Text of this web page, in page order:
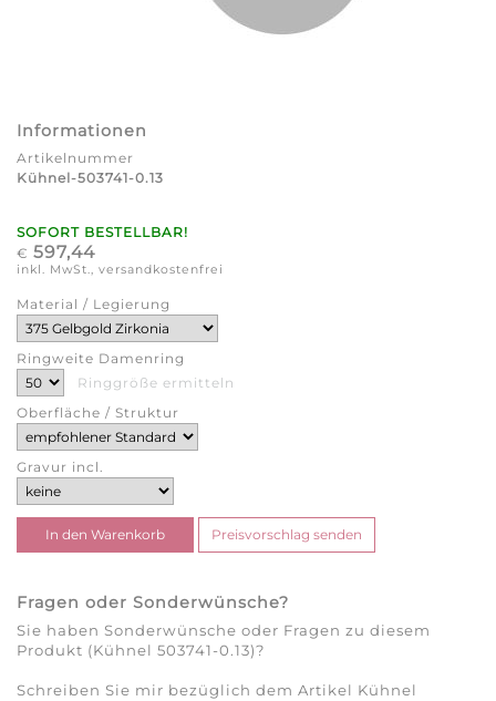
Informationen
Artikelnummer
Kühnel-503741-0.13
SOFORT BESTELLBAR!
€ 597,44
inkl. MwSt., versandkostenfrei
Material / Legierung
Ringweite Damenring
Ringgröße ermitteln
Oberfläche / Struktur
Gravur incl.
Fragen oder Sonderwünsche?
Sie haben Sonderwünsche oder Fragen zu diesem
Produkt (Kühnel 503741-0.13)?
Schreiben Sie mir bezüglich dem Artikel Kühnel